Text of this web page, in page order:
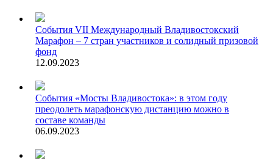
События VII Международный Владивостокский
Марафон – 7 стран участников и солидный призовой
фонд
12.09.2023
События «Мосты Владивостока»: в этом году
преодолеть марафонскую дистанцию можно в
составе команды
06.09.2023